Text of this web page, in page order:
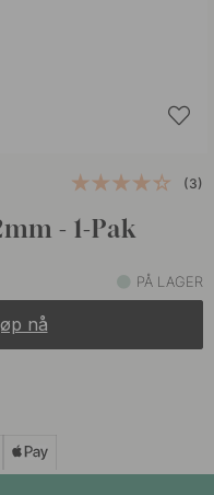
(3)
- 1-Pak
PÅ LAGER
nå